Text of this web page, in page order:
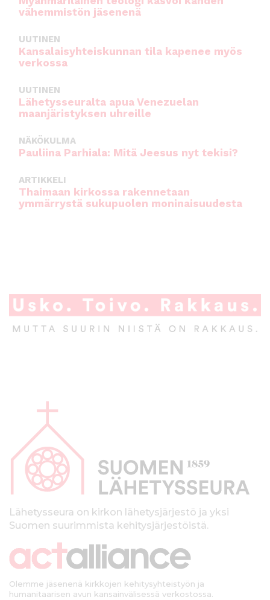
vähemmistön jäsenenä
UUTINEN
Kansalaisyhteiskunnan tila kapenee myös
verkossa
UUTINEN
Lähetysseuralta apua Venezuelan
maanjäristyksen uhreille
NÄKÖKULMA
Pauliina Parhiala: Mitä Jeesus nyt tekisi?
ARTIKKELI
Thaimaan kirkossa rakennetaan
ymmärrystä sukupuolen moninaisuudesta
p
kLähetysseura on kirkon lähetysjärjestö ja yksi
Suomen suurimmista kehitysjärjestöistä.
Olemme jäsenenä kirkkojen kehitysyhteistyön ja
humanitaarisen avun kansainvälisessä verkostossa.